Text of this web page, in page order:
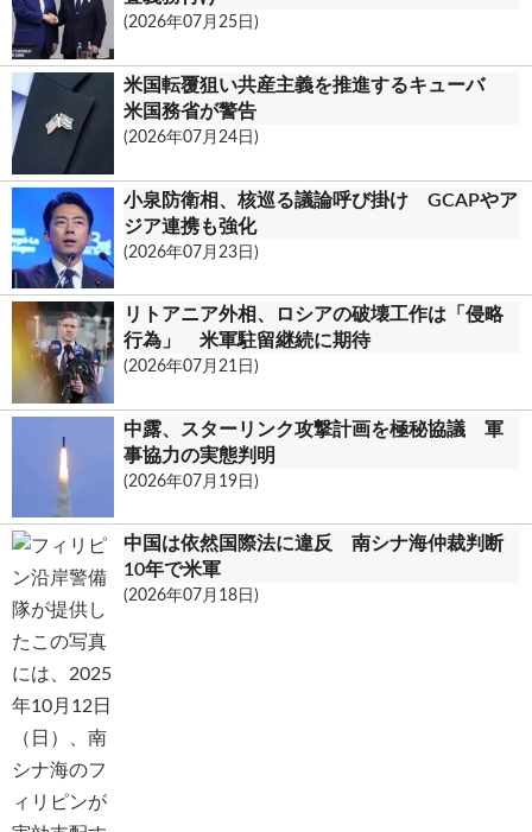
(2026年07月25日)
米国転覆狙い共産主義を推進するキューバ
米国務省が警告
(2026年07月24日)
小泉防衛相、核巡る議論呼び掛け GCAPやア
ジア連携も強化
(2026年07月23日)
リトアニア外相、ロシアの破壊工作は「侵略
行為」 米軍駐留継続に期待
(2026年07月21日)
中露、スターリンク攻撃計画を極秘協議 軍
事協力の実態判明
(2026年07月19日)
中国は依然国際法に違反 南シナ海仲裁判断
10年で米軍
(2026年07月18日)